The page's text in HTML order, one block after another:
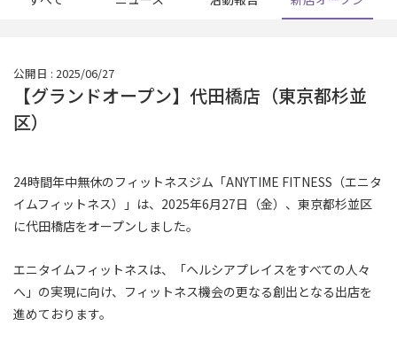
公開日 : 2025/06/27
【グランドオープン】代田橋店（東京都杉並
区）
24時間年中無休のフィットネスジム「ANYTIME FITNESS（エニタ
イムフィットネス）」は、2025年6月27日（金）、東京都杉並区
に代田橋店をオープンしました。
エニタイムフィットネスは、「ヘルシアプレイスをすべての人々
へ」の実現に向け、フィットネス機会の更なる創出となる出店を
進めております。